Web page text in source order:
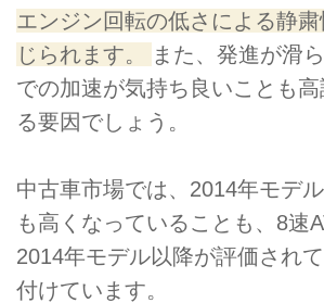
エンジン回転の低さによる静
じられます。
また、発進が滑
での加速が気持ち良いことも
る要因でしょう。
中古車市場では、2014年モデ
も高くなっていることも、8速
2014年モデル以降が評価され
付けています。